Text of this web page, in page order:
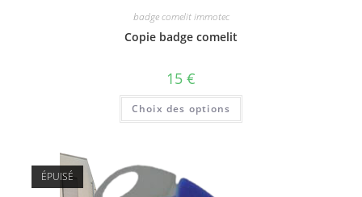
badge comelit immotec
Copie badge comelit
15 €
Choix des options
ÉPUISÉ